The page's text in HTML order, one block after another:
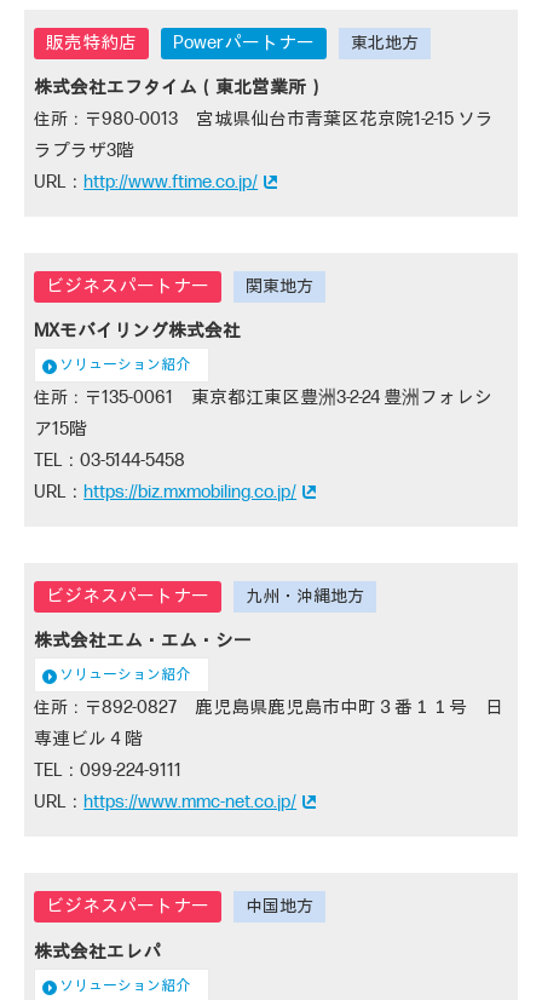
Powerパートナー
株式会社エフタイム（東北営業所）
980-0013 宮城県仙台市青葉区花京院1-2-15 ソラ
ラプラザ3階
http://www.ftime.co.jp/
MXモバイリング株式会社
ソリューション紹介
135-0061 東京都江東区豊洲3-2-24 豊洲フォレシ
ア15階
03-5144-5458
https://biz.mxmobiling.co.jp/
株式会社エム・エム・シー
ソリューション紹介
892-0827 鹿児島県鹿児島市中町３番１１号 日
専連ビル４階
099-224-9111
https://www.mmc-net.co.jp/
株式会社エレパ
ソリューション紹介